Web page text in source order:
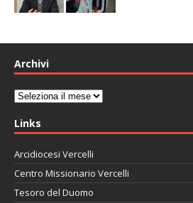
Archivi
Archivi
Links
Arcidiocesi Vercelli
Centro Missionario Vercelli
Tesoro del Duomo